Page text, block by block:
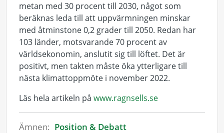
metan med 30 procent till 2030, något som
beräknas leda till att uppvärmningen minskar
med åtminstone 0,2 grader till 2050. Redan har
103 länder, motsvarande 70 procent av
världsekonomin, anslutit sig till löftet. Det är
positivt, men takten måste öka ytterligare till
nästa klimattoppmöte i november 2022.
Läs hela artikeln på www.ragnsells.se
Ämnen: Position & Debatt